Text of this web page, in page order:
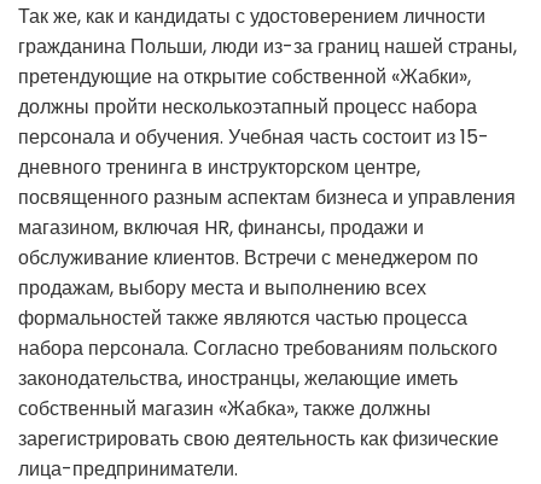
Так же, как и кандидаты с удостоверением личности
гражданина Польши, люди из-за границ нашей страны,
претендующие на открытие собственной «Жабки»,
должны пройти несколькоэтапный процесс набора
персонала и обучения. Учебная часть состоит из 15-
дневного тренинга в инструкторском центре,
посвященного разным аспектам бизнеса и управления
магазином, включая HR, финансы, продажи и
обслуживание клиентов. Встречи с менеджером по
продажам, выбору места и выполнению всех
формальностей также являются частью процесса
набора персонала. Согласно требованиям польского
законодательства, иностранцы, желающие иметь
собственный магазин «Жабка», также должны
зарегистрировать свою деятельность как физические
лица-предприниматели.